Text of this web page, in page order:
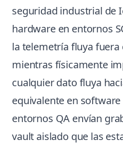
seguridad industrial de
hardware en entornos
la telemetría fluya fuera
mientras físicamente
cualquier dato fluya
equivalente en
entornos QA envían
vault aislado que las